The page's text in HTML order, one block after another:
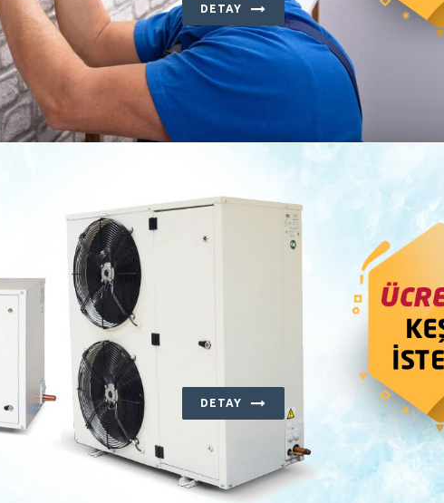
DETAY
DETAY